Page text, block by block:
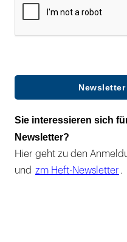
Sie interessieren sich
Newsletter?
Hier geht zu den
und zm Heft-Newsletter .